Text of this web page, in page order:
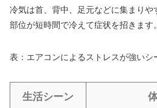
冷気は首、背中、足元などに集まり
部位が短時間で冷えて症状を招きます。
表：エアコンによるストレスが強いシ
生活シーン